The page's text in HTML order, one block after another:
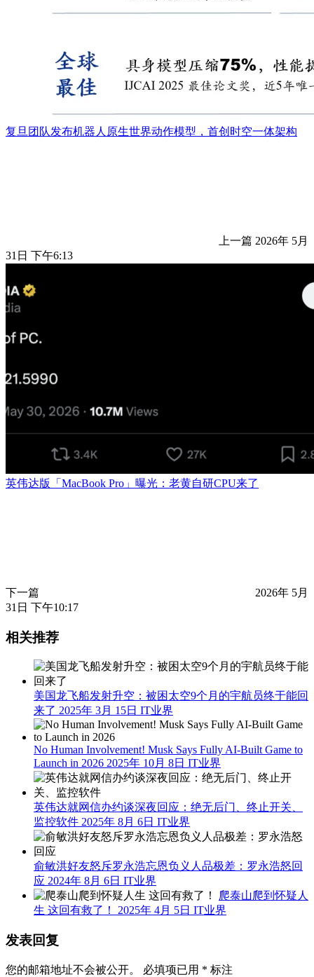
复旦团队发布机器人原生世界动作模型，首创时空一体架构
上一篇 2026年 5月
31日 下午6:13
英伟达版「MacBook Pro」曝光：老黄自研CPU来了
下一篇
2026年 5月
31日 下午10:17
相关推荐
美国龙飞船发射升空：被困太空9个月的宇航员终于能回
来了 2025年 3月 15日 IT业界
No Human Involvement! Musk Says Fully AI-Built Game to
Launch in 2026 2025年 10月 8日 IT业界
英伟达就网信办约谈深夜回应：绝无后门、终止开关、
监控软件 2025年 8月 6日 IT业界
俞敏洪好友怒斥罗永浩忘恩负义人品极差：罗永浩怒回
应 2024年 8月 6日 IT业界
爬泰山爬到怀疑人
生 这回有救了！ 2025年 4月 5日 IT业界
发表回复
您的邮箱地址不会被公开。 必填项已用 * 标注